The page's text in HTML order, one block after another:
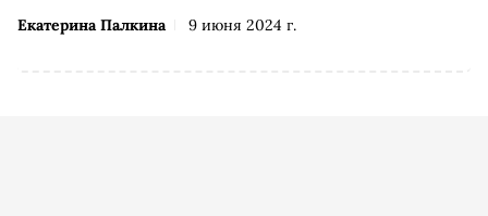
Екатерина Палкина 9 июня 2024 г.